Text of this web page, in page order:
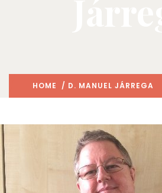
HOME / D. MANUEL JÁRREGA